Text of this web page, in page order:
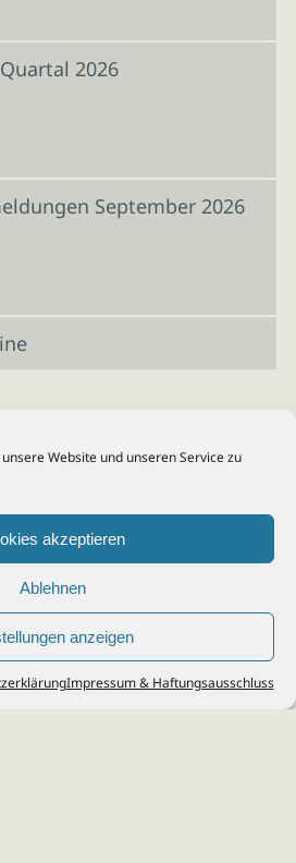
Website und unseren Service zu
akzeptieren
Ablehnen
anzeigen
Impressum & Haftungsausschluss
2026
September 2026
- Steuerberatung Poll, Porz, Deutz, Mülheim,